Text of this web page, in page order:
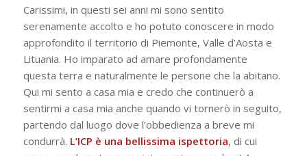
Carissimi, in questi sei anni mi sono sentito
serenamente accolto e ho potuto conoscere in modo
approfondito il territorio di Piemonte, Valle d’Aosta e
Lituania. Ho imparato ad amare profondamente
questa terra e naturalmente le persone che la abitano.
Qui mi sento a casa mia e credo che continuerò a
sentirmi a casa mia anche quando vi tornerò in seguito,
partendo dal luogo dove l’obbedienza a breve mi
condurrà. L’ICP è una bellissima ispettoria, di cui